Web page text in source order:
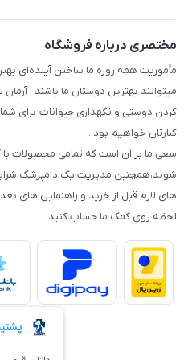
مختصری درباره فروشگاه
مأموریت همه روزه ما ساختن آینده‌ای
میتوانند بهترین دوستان ما باشند .
کردن دوستی و نگهداری حیوانات برای
کنارتان خواهیم بود .
سعی ما بر آن است که تمامی محصولات با
شوند،همچنین مدیریت یک دامپزشک
های لازم قبل از خرید و راهنمایی های
لحظه روی کمک ما حساب کنید.